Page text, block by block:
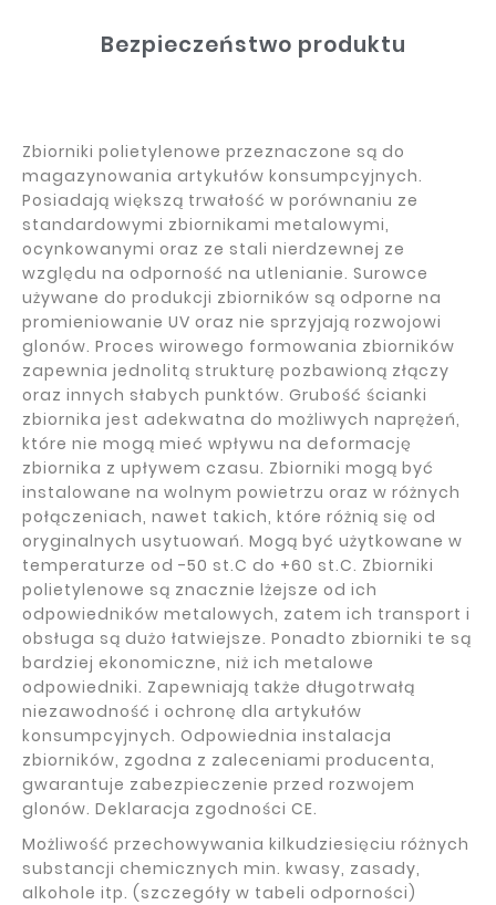
Bezpieczeństwo produktu
Zbiorniki polietylenowe przeznaczone są do
magazynowania artykułów konsumpcyjnych.
Posiadają większą trwałość w porównaniu ze
standardowymi zbiornikami metalowymi,
ocynkowanymi oraz ze stali nierdzewnej ze
względu na odporność na utlenianie. Surowce
używane do produkcji zbiorników są odporne na
promieniowanie UV oraz nie sprzyjają rozwojowi
glonów. Proces wirowego formowania zbiorników
zapewnia jednolitą strukturę pozbawioną złączy
oraz innych słabych punktów. Grubość ścianki
zbiornika jest adekwatna do możliwych naprężeń,
które nie mogą mieć wpływu na deformację
zbiornika z upływem czasu. Zbiorniki mogą być
instalowane na wolnym powietrzu oraz w różnych
połączeniach, nawet takich, które różnią się od
oryginalnych usytuowań. Mogą być użytkowane w
temperaturze od -50 st.C do +60 st.C. Zbiorniki
polietylenowe są znacznie lżejsze od ich
odpowiedników metalowych, zatem ich transport i
obsługa są dużo łatwiejsze. Ponadto zbiorniki te są
bardziej ekonomiczne, niż ich metalowe
odpowiedniki. Zapewniają także długotrwałą
niezawodność i ochronę dla artykułów
konsumpcyjnych. Odpowiednia instalacja
zbiorników, zgodna z zaleceniami producenta,
gwarantuje zabezpieczenie przed rozwojem
glonów. Deklaracja zgodności CE.
Możliwość przechowywania kilkudziesięciu różnych
substancji chemicznych min. kwasy, zasady,
alkohole itp. (szczegóły w tabeli odporności)